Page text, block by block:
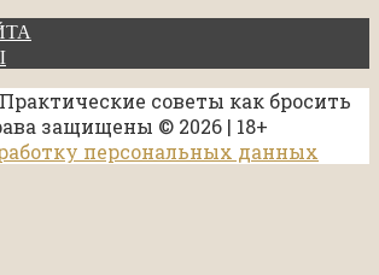
советы как бросить
защищены © 2026 | 18+
персональных данных